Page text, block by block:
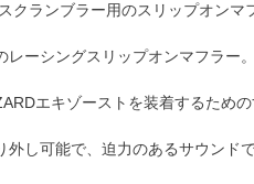
クランブラー用のスリップオンマ
レーシングスリップオンマフラー。
エキゾーストを装着するため
外し可能で、迫力のあるサウンドで